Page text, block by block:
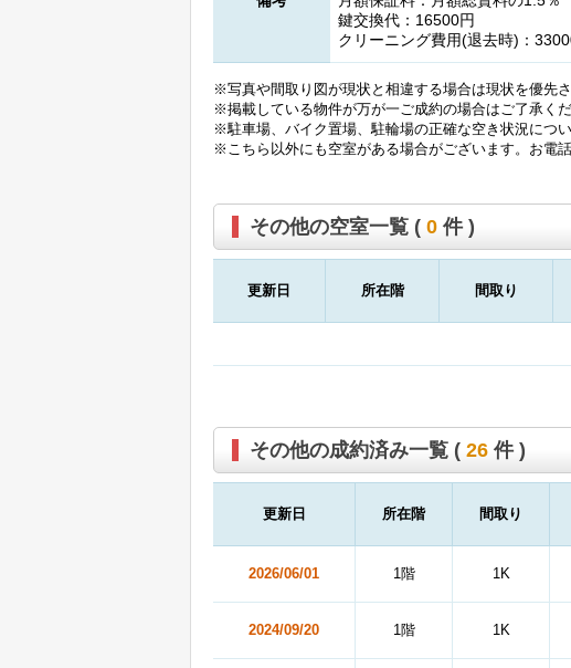
鍵交換代：16500円
クリーニング費用(退去時)：
※写真や間取り図が現状と相違する場合は現状を優先さ
※掲載している物件が万が一ご成約の場合はご了承くだ
※駐車場、バイク置場、駐輪場の正確な空き状況につ
※こちら以外にも空室がある場合がございます。お電
その他の空室一覧 ( 0 件 )
更新日 所在階 間取り
その他の成約済み一覧 ( 26 件 )
更新日 所在階 間取り
2026/06/01 1階 1K
2024/09/20 1階 1K